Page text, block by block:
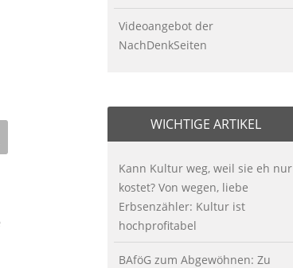
Videoangebot der
NachDenkSeiten
WICHTIGE ARTIKEL
Kann Kultur weg, weil sie eh nur
kostet? Von wegen, liebe
Erbsenzähler: Kultur ist
hochprofitabel
BAföG zum Abgewöhnen: Zu